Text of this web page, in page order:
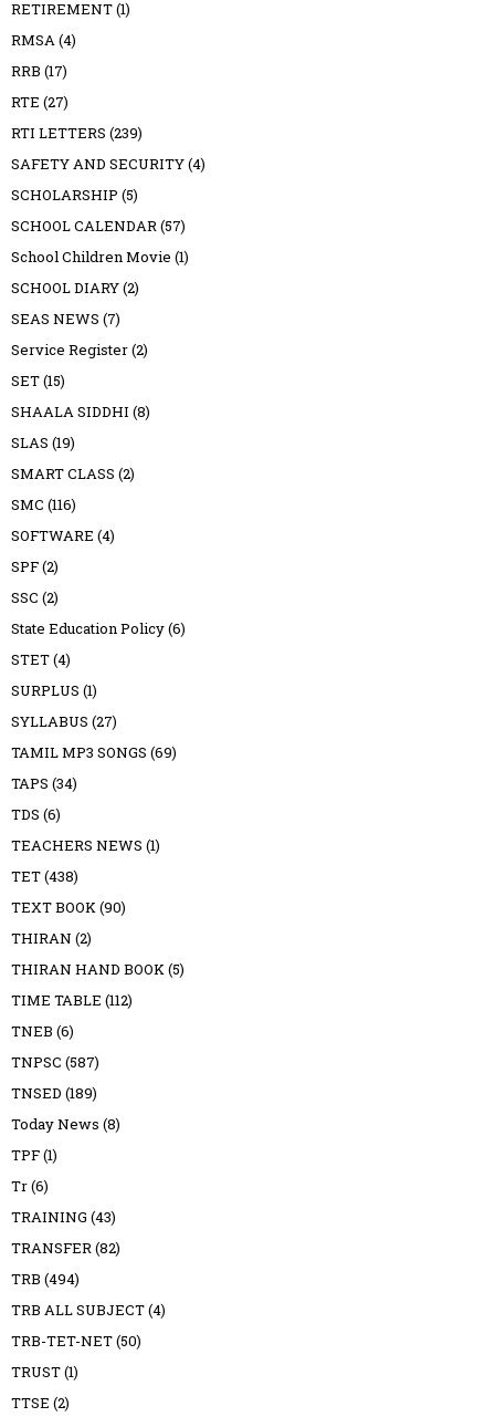
RETIREMENT(1)
RMSA(4)
RRB (17)
RTE (27)
RTI LETTERS (239)
SAFETY AND SECURITY(4)
SCHOLARSHIP (5)
SCHOOL CALENDAR(57)
School Children Movie (1)
SCHOOL DIARY(2)
SEAS NEWS (7)
Service Register(2)
SET(15)
SHAALA SIDDHI (8)
SLAS (19)
SMART CLASS (2)
SMC (116)
SOFTWARE (4)
SPF(2)
SSC (2)
State Education Policy(6)
STET(4)
SURPLUS (1)
SYLLABUS (27)
TAMIL MP3 SONGS (69)
TAPS (34)
TDS (6)
TEACHERS NEWS (1)
TET(438)
TEXT BOOK(90)
THIRAN (2)
THIRAN HAND BOOK(5)
TIME TABLE (112)
TNEB (6)
TNPSC (587)
TNSED (189)
Today News (8)
TPF(1)
Tr(6)
TRAINING (43)
TRANSFER(82)
TRB (494)
TRB ALL SUBJECT(4)
TRB-TET-NET(50)
TRUST(1)
TTSE (2)